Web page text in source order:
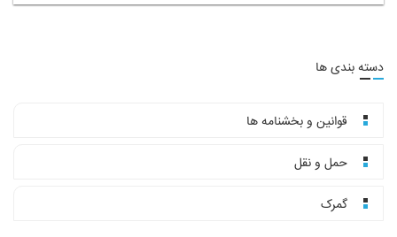
دسته بندی ها
قوانین و بخشنامه ها
حمل و نقل
گمرک